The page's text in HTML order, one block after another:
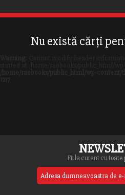
Nu există cărți
Fii la curent cu toate